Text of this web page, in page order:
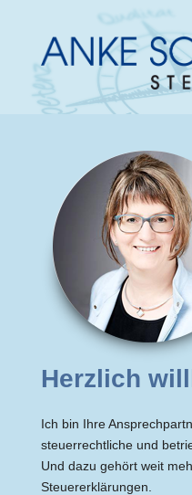
Herzlich
Ich bin Ihre
steuerrechtliche und
Und dazu gehört weit
Steuererklärungen.